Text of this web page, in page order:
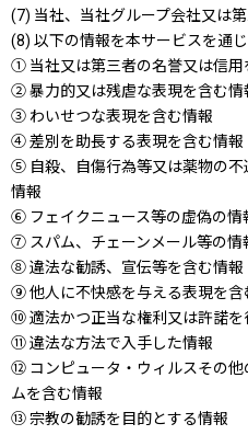
(7) 当社、当社グループ会社又は
(8) 以下の情報を本サービスを通
① 当社又は第三者の名誉又は信用
② 暴力的又は残虐な表現を含む情
③ わいせつな表現を含む情報
④ 差別を助長する表現を含む情報
⑤ 自殺、自傷行為等又は薬物の
情報
⑥ フェイクニュース等の虚偽の情
⑦ スパム、チェーンメール等の情
⑧ 違法な勧誘、宣伝等を含む情報
⑨ 他人に不快感を与える表現を含
⑩ 適法かつ正当な権利又は許諾
⑪ 違法な方法で入手した情報
⑫ コンピュータ・ウィルスその他
ムを含む情報
⑬ 宗教の勧誘を目的とする情報